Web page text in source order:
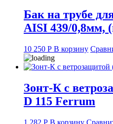
Бак на трубе
AISI 439/0,8мм,
10 250 Р В корзину
Зонт-К с
D 115 Ferrum